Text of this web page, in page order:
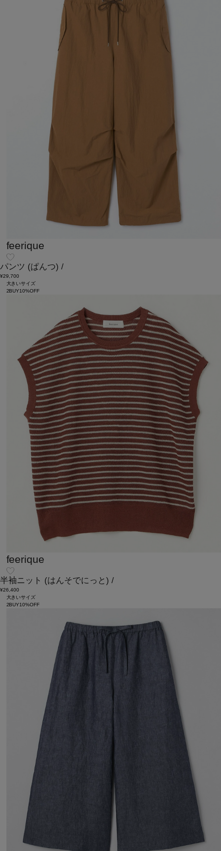
feerique
パンツ (ぱんつ) /
¥29,700
大きいサイズ
2BUY10%OFF
feerique
半袖ニット (はんそでにっと) /
¥26,400
大きいサイズ
2BUY10%OFF